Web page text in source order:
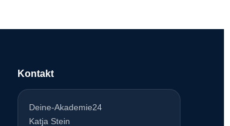
Kontakt
Deine-Akademie24
Katja Stein